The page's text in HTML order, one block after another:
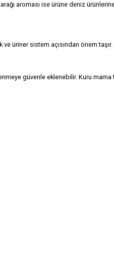
aroması ise ürüne deniz
üriner sistem açısından önem taşır.
güvenle eklenebilir. Kuru mama